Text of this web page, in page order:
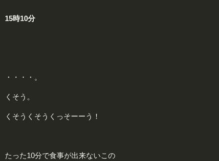
15時10分
・・・・。
くそう。
くそうくそうくっそーーう！
たった10分で食事が出来ないこの